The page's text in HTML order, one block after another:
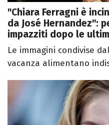
"Chiara Ferragni è
da José Hernandez":
impazziti dopo le
Le immagini condivise
vacanza alimentano